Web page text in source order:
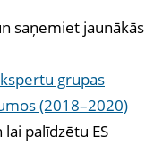
saņemiet jaunākās
grupas
(2018–2020)
lai palīdzētu ES